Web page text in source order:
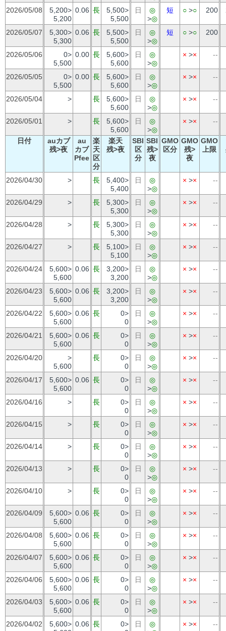
2026/05/08
5,200>
5,200
0.06 長
5,500>
5,500
日
◎
>◎
短 ○ >○ 200
2026/05/07
5,300>
5,300
0.06 長
5,500>
5,500
日
◎
>◎
短 ○ >○ 200
2026/05/06
0>
5,500
0.00 長
5,600>
5,600
日
◎
>◎
× >× --
2026/05/05
0>
5,500
0.00 長
5,600>
5,600
日
◎
>◎
× >× --
2026/05/04 > 長
5,600>
5,600
日
◎
>◎
× >× --
2026/05/01 > 長
5,600>
5,600
日
◎
>◎
× >× --
日付
auカブ
残>夜
au
カブ
Pfee
楽
天
区
分
楽天
残>夜
SBI
区
分
SBI
残>
夜
GMO
区分
GMO
残>
夜
GMO
上限
2026/04/30 > 長
5,400>
5,400
日
◎
>◎
× >× --
2026/04/29 > 長
5,300>
5,300
日
◎
>◎
× >× --
2026/04/28 > 長
5,300>
5,300
日
◎
>◎
× >× --
2026/04/27 > 長
5,100>
5,100
日
◎
>◎
× >× --
2026/04/24
5,600>
5,600
0.06 長
3,200>
3,200
日
◎
>◎
× >× --
2026/04/23
5,600>
5,600
0.06 長
3,200>
3,200
日
◎
>◎
× >× --
2026/04/22
5,600>
5,600
0.06 長
0>
0
日
◎
>◎
× >× --
2026/04/21
5,600>
5,600
0.06 長
0>
0
日
◎
>◎
× >× --
2026/04/20
>
5,600
長
0>
0
日
◎
>◎
× >× --
2026/04/17
5,600>
5,600
0.06 長
0>
0
日
◎
>◎
× >× --
2026/04/16 > 長
0>
0
日
◎
>◎
× >× --
2026/04/15 > 長
0>
0
日
◎
>◎
× >× --
2026/04/14 > 長
0>
0
日
◎
>◎
× >× --
2026/04/13 > 長
0>
0
日
◎
>◎
× >× --
2026/04/10 > 長
0>
0
日
◎
>◎
× >× --
2026/04/09
5,600>
5,600
0.06 長
0>
0
日
◎
>◎
× >× --
2026/04/08
5,600>
5,600
0.06 長
0>
0
日
◎
>◎
× >× --
2026/04/07
5,600>
5,600
0.06 長
0>
0
日
◎
>◎
× >× --
2026/04/06
5,600>
5,600
0.06 長
0>
0
日
◎
>◎
× >× --
2026/04/03
5,600>
5,600
0.06 長
0>
0
日
◎
>◎
× >× --
2026/04/02
5,600> 0.06 長
0>
日
◎
× >× --